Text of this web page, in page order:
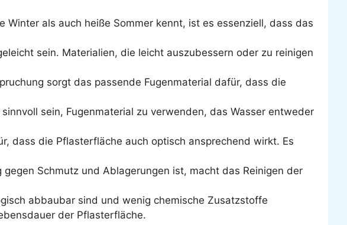
als auch heiße Sommer kennt, ist es essenziell, dass das
sein. Materialien, die leicht auszubessern oder zu reinigen
sorgt das passende Fugenmaterial dafür, dass die
sein, Fugenmaterial zu verwenden, das Wasser entweder
dass die Pflasterfläche auch optisch ansprechend wirkt. Es
Schmutz und Ablagerungen ist, macht das Reinigen der
abbaubar sind und wenig chemische Zusatzstoffe
der Pflasterfläche.